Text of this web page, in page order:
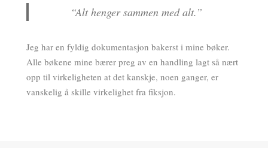
“Alt henger sammen med alt.”
Jeg har en fyldig dokumentasjon bakerst i mine bøker.
Alle bøkene mine bærer preg av en handling lagt så nært
opp til virkeligheten at det kanskje, noen ganger, er
vanskelig å skille virkelighet fra fiksjon.